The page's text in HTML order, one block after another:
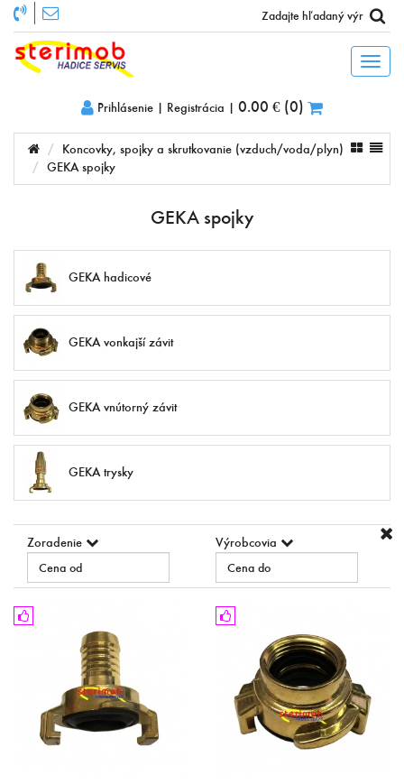
Prihlásenie | Registrácia | 0.00 € (0)
Koncovky, spojky a skrutkovanie (vzduch/voda/plyn)
GEKA spojky
GEKA spojky
GEKA hadicové
GEKA vonkajší závit
GEKA vnútorný závit
GEKA trysky
Zoradenie Výrobcovia